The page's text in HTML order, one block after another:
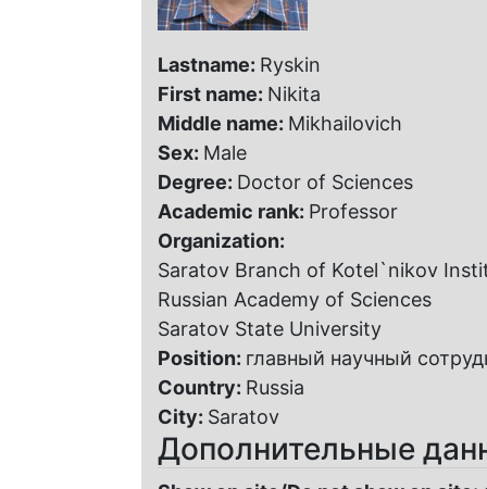
Lastname: Ryskin
First name: Nikita
Middle name: Mikhailovich
Sex: Male
Degree: Doctor of Sciences
Academic rank: Professor
Organization:
Saratov Branch of Kotel`nikov
Russian Academy of Sciences
Saratov State University
Position: главный научный
Country: Russia
City: Saratov
Дополнительные